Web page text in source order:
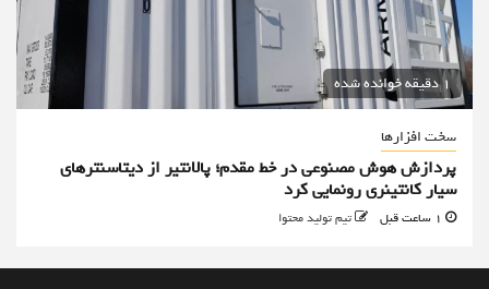
1 دقیقه خوانده شده
سخت افزارها
پردازش هوش مصنوعی در خط مقدم؛ پالانتیر از دیتاسنترهای
سیار کانتینری رونمایی کرد
تیم تولید محتوا